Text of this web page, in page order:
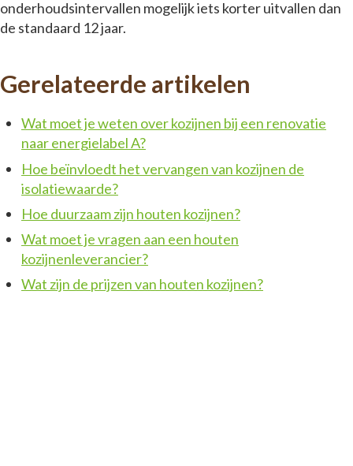
onderhoudsintervallen mogelijk iets korter uitvallen dan
de standaard 12 jaar.
Gerelateerde artikelen
Wat moet je weten over kozijnen bij een renovatie
naar energielabel A?
Hoe beïnvloedt het vervangen van kozijnen de
isolatiewaarde?
Hoe duurzaam zijn houten kozijnen?
Wat moet je vragen aan een houten
kozijnenleverancier?
Wat zijn de prijzen van houten kozijnen?